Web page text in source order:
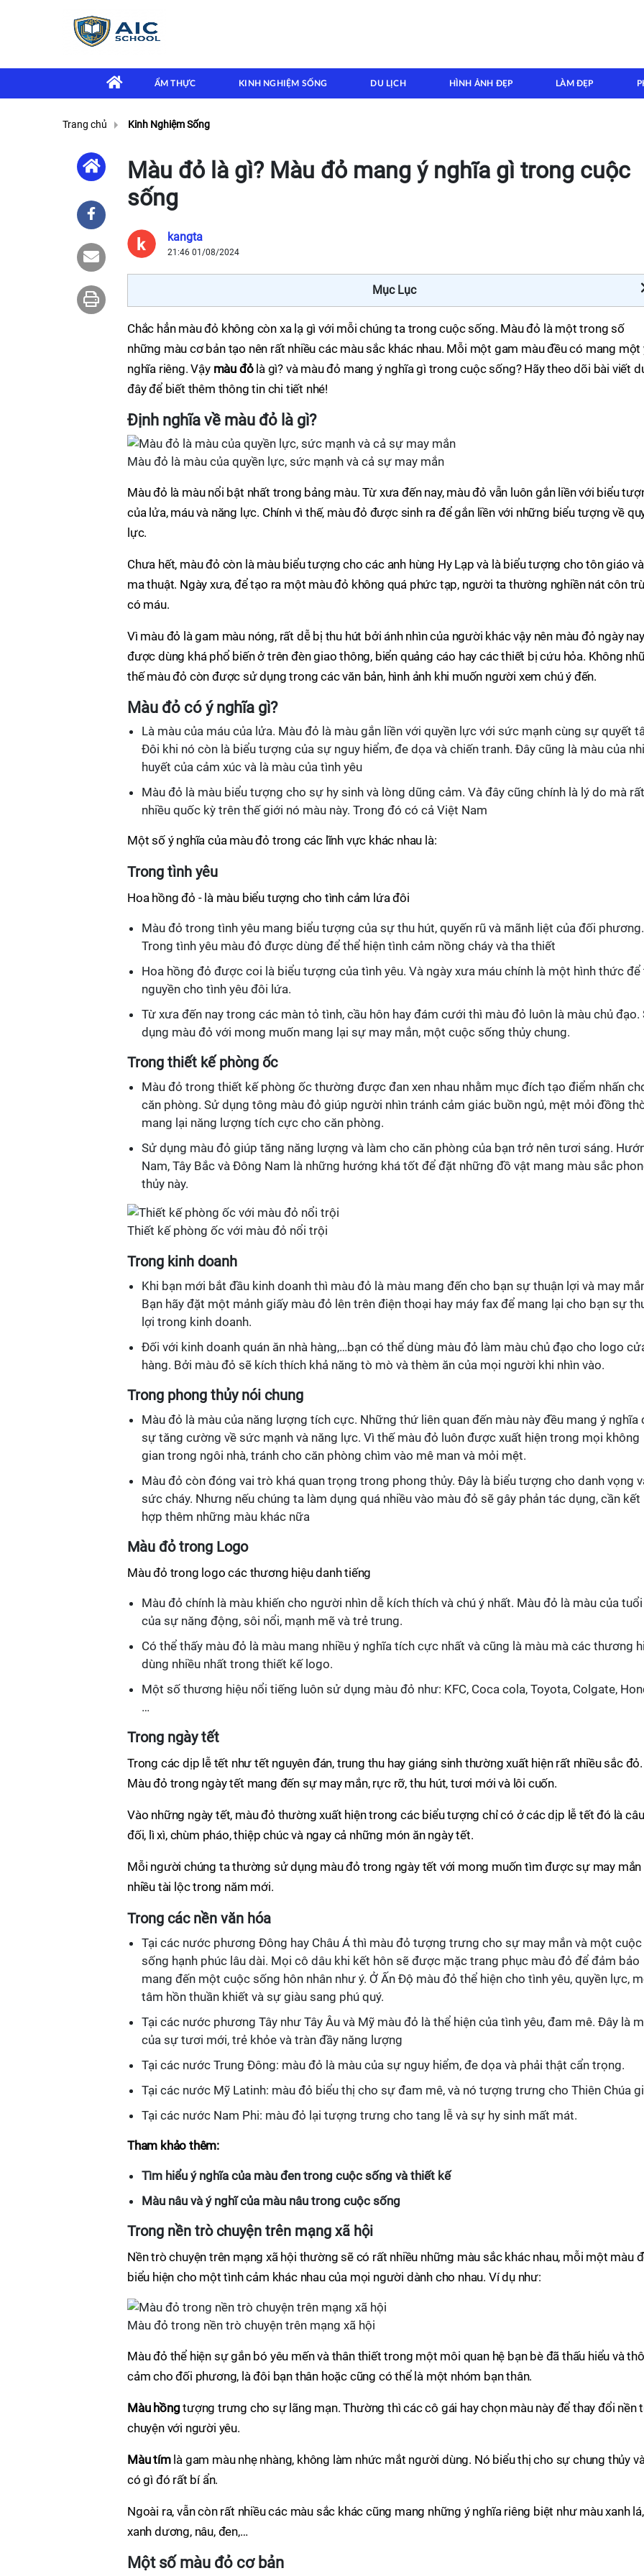
ẨM THỰC KINH NGHIỆM SỐNG DU LỊCH HÌNH ẢNH ĐẸP LÀM ĐẸP
Trang chủ Kinh Nghiệm Sống
Màu đỏ là gì? Màu đỏ mang ý nghĩa gì trong cuộc
sống
kangta
21:46 01/08/2024
Mục Lục
Chắc hẳn màu đỏ không còn xa lạ gì với mỗi chúng ta trong cuộc sống. Màu đỏ là một trong số
những màu cơ bản tạo nên rất nhiều các màu sắc khác nhau. Mỗi một gam màu đều có mang một
nghĩa riêng. Vậy màu đỏlà gì? và màu đỏ mang ý nghĩa gì trong cuộc sống? Hãy theo dõi bài viết
đây để biết thêm thông tin chi tiết nhé!
Định nghĩa về màu đỏ là gì?
Màu đỏ là màu của quyền lực, sức mạnh và cả sự may mắn
Màu đỏ là màu nổi bật nhất trong bảng màu. Từ xưa đến nay, màu đỏ vẫn luôn gắn liền với biểu
của lửa, máu và năng lực. Chính vì thế, màu đỏ được sinh ra để gắn liền với những biểu tượng về
lực.
Chưa hết, màu đỏ còn là màu biểu tượng cho các anh hùng Hy Lạp và là biểu tượng cho tôn giáo và
ma thuật. Ngày xưa, để tạo ra một màu đỏ không quá phức tạp, người ta thường nghiền nát côn
có máu.
Vì màu đỏ là gam màu nóng, rất dễ bị thu hút bởi ánh nhìn của người khác vậy nên màu đỏ ngày nay
được dùng khá phổ biến ở trên đèn giao thông, biển quảng cáo hay các thiết bị cứu hỏa. Không
thế màu đỏ còn được sử dụng trong các văn bản, hình ảnh khi muốn người xem chú ý đến.
Màu đỏ có ý nghĩa gì?
Là màu của máu của lửa. Màu đỏ là màu gắn liền với quyền lực với sức mạnh cùng sự quyết
Đôi khi nó còn là biểu tượng của sự nguy hiểm, đe dọa và chiến tranh. Đây cũng là màu của
huyết của cảm xúc và là màu của tình yêu
Màu đỏ là màu biểu tượng cho sự hy sinh và lòng dũng cảm. Và đây cũng chính là lý do mà rất
nhiều quốc kỳ trên thế giới nó màu này. Trong đó có cả Việt Nam
Một số ý nghĩa của màu đỏ trong các lĩnh vực khác nhau là:
Trong tình yêu
Hoa hồng đỏ - là màu biểu tượng cho tình cảm lứa đôi
Màu đỏ trong tình yêu mang biểu tượng của sự thu hút, quyến rũ và mãnh liệt của đối phương.
Trong tình yêu màu đỏ được dùng để thể hiện tình cảm nồng cháy và tha thiết
Hoa hồng đỏ được coi là biểu tượng của tình yêu. Và ngày xưa máu chính là một hình thức để
nguyền cho tình yêu đôi lứa.
Từ xưa đến nay trong các màn tỏ tình, cầu hôn hay đám cưới thì màu đỏ luôn là màu chủ đạo.
dụng màu đỏ với mong muốn mang lại sự may mắn, một cuộc sống thủy chung.
Trong thiết kế phòng ốc
Màu đỏ trong thiết kế phòng ốc thường được đan xen nhau nhằm mục đích tạo điểm nhấn
căn phòng. Sử dụng tông màu đỏ giúp người nhìn tránh cảm giác buồn ngủ, mệt mỏi đồng
mang lại năng lượng tích cực cho căn phòng.
Sử dụng màu đỏ giúp tăng năng lượng và làm cho căn phòng của bạn trở nên tươi sáng.
Nam, Tây Bắc và Đông Nam là những hướng khá tốt để đặt những đồ vật mang màu sắc
thủy này.
Thiết kế phòng ốc với màu đỏ nổi trội
Trong kinh doanh
Khi bạn mới bắt đầu kinh doanh thì màu đỏ là màu mang đến cho bạn sự thuận lợi và may
Bạn hãy đặt một mảnh giấy màu đỏ lên trên điện thoại hay máy fax để mang lại cho bạn sự
lợi trong kinh doanh.
Đối với kinh doanh quán ăn nhà hàng,…bạn có thể dùng màu đỏ làm màu chủ đạo cho logo
hàng. Bởi màu đỏ sẽ kích thích khả năng tò mò và thèm ăn của mọi người khi nhìn vào.
Trong phong thủy nói chung
Màu đỏ là màu của năng lượng tích cực. Những thứ liên quan đến màu này đều mang ý nghĩa
sự tăng cường về sức mạnh và năng lực. Vì thế màu đỏ luôn được xuất hiện trong mọi không
gian trong ngôi nhà, tránh cho căn phòng chìm vào mê man và mỏi mệt.
Màu đỏ còn đóng vai trò khá quan trọng trong phong thủy. Đây là biểu tượng cho danh vọng
sức cháy. Nhưng nếu chúng ta làm dụng quá nhiều vào màu đỏ sẽ gây phản tác dụng, cần kết
hợp thêm những màu khác nữa
Màu đỏ trong Logo
Màu đỏ trong logo các thương hiệu danh tiếng
Màu đỏ chính là màu khiến cho người nhìn dễ kích thích và chú ý nhất. Màu đỏ là màu của
của sự năng động, sôi nổi, mạnh mẽ và trẻ trung.
Có thể thấy màu đỏ là màu mang nhiều ý nghĩa tích cực nhất và cũng là màu mà các thương
dùng nhiều nhất trong thiết kế logo.
Một số thương hiệu nổi tiếng luôn sử dụng màu đỏ như: KFC, Coca cola, Toyota, Colgate,
…
Trong ngày tết
Trong các dịp lễ tết như tết nguyên đán, trung thu hay giáng sinh thường xuất hiện rất nhiều sắc đỏ.
Màu đỏ trong ngày tết mang đến sự may mắn, rực rỡ, thu hút, tươi mới và lôi cuốn.
Vào những ngày tết, màu đỏ thường xuất hiện trong các biểu tượng chỉ có ở các dịp lễ tết đó là câu
đối, lì xì, chùm pháo, thiệp chúc và ngay cả những món ăn ngày tết.
Mỗi người chúng ta thường sử dụng màu đỏ trong ngày tết với mong muốn tìm được sự may mắn
nhiều tài lộc trong năm mới.
Trong các nền văn hóa
Tại các nước phương Đông hay Châu Á thì màu đỏ tượng trưng cho sự may mắn và một cuộc
sống hạnh phúc lâu dài. Mọi cô dâu khi kết hôn sẽ được mặc trang phục màu đỏ để đảm bảo
mang đến một cuộc sống hôn nhân như ý. Ở Ấn Độ màu đỏ thể hiện cho tình yêu, quyền lực,
tâm hồn thuần khiết và sự giàu sang phú quý.
Tại các nước phương Tây như Tây Âu và Mỹ màu đỏ là thể hiện của tình yêu, đam mê. Đây là
của sự tươi mới, trẻ khỏe và tràn đầy năng lượng
Tại các nước Trung Đông: màu đỏ là màu của sự nguy hiểm, đe dọa và phải thật cẩn trọng.
Tại các nước Mỹ Latinh: màu đỏ biểu thị cho sự đam mê, và nó tượng trưng cho Thiên Chúa
Tại các nước Nam Phi: màu đỏ lại tượng trưng cho tang lễ và sự hy sinh mất mát.
Tham khảo thêm:
Tìm hiểu ý nghĩa của màu đen trong cuộc sống và thiết kế
Màu nâu và ý nghĩ của màu nâu trong cuộc sống
Trong nền trò chuyện trên mạng xã hội
Nền trò chuyện trên mạng xã hội thường sẽ có rất nhiều những màu sắc khác nhau, mỗi một màu
biểu hiện cho một tình cảm khác nhau của mọi người dành cho nhau. Ví dụ như:
Màu đỏ trong nền trò chuyện trên mạng xã hội
Màu đỏ thể hiện sự gắn bó yêu mến và thân thiết trong một môi quan hệ bạn bè đã thấu hiểu và
cảm cho đối phương, là đôi bạn thân hoặc cũng có thể là một nhóm bạn thân.
Màu hồng tượng trưng cho sự lãng mạn. Thường thì các cô gái hay chọn màu này để thay đổi nền
chuyện với người yêu.
Màu tímlà gam màu nhẹ nhàng, không làm nhức mắt người dùng. Nó biểu thị cho sự chung thủy
có gì đó rất bí ẩn.
Ngoài ra, vẫn còn rất nhiều các màu sắc khác cũng mang những ý nghĩa riêng biệt như màu xanh lá,
xanh dương, nâu, đen,…
Một số màu đỏ cơ bản